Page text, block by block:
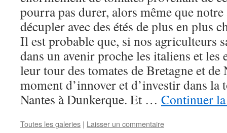
pourra pas durer, alors même que
décupler avec des étés de plus en plus
Il est probable que, si nos agriculteurs
dans un avenir proche les italiens et les
leur tour des tomates de Bretagne et
moment d’innover et d’investir dans la
Nantes à Dunkerque. Et … Continuer
Toutes les galeries | Laisser un commentaire